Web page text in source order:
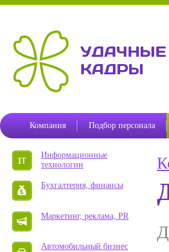
ул.
Компания Подбор персонала
Информационные
технологии
Бухгалтерия, финансы
Маркетинг, реклама, PR
Автомобильный бизнес